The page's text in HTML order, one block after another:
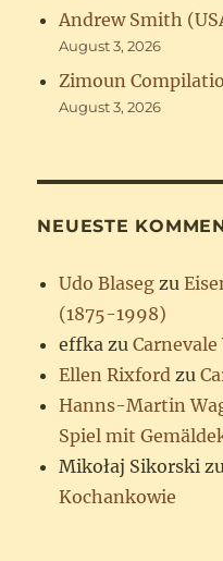
Andrew Smith
August 3, 2026
Zimoun
August 3, 2026
NEUESTE
Udo Blaseg zu
(1875-1998)
effka zu
Ellen Rixford zu
Hanns-Martin
Spiel mit
Mikołaj Sikorski
Kochankowie